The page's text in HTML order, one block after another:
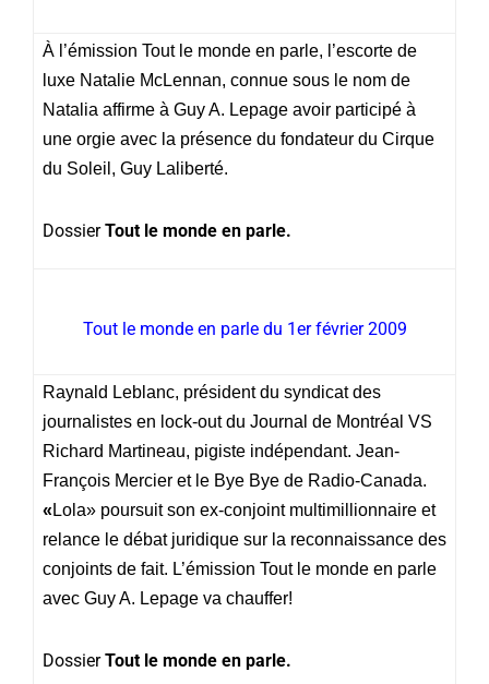
À l’émission Tout le monde en parle, l’escorte de
luxe Natalie McLennan, connue sous le nom de
Natalia affirme à Guy A. Lepage avoir participé à
une orgie avec la présence du fondateur du Cirque
du Soleil, Guy Laliberté.
DossierTout le monde en parle.
Tout le monde en parle du 1er février 2009
Raynald Leblanc, président du syndicat des
journalistes en lock-out du Journal de Montréal VS
Richard Martineau, pigiste indépendant. Jean-
François Mercier et le Bye Bye de Radio-Canada.
« Lola» poursuit son ex-conjoint multimillionnaire et
relance le débat juridique sur la reconnaissance des
conjoints de fait. L’émission Tout le monde en parle
avec Guy A. Lepage va chauffer!
DossierTout le monde en parle.